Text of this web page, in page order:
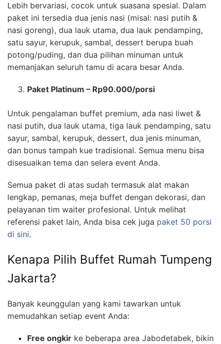
Lebih bervariasi, cocok untuk suasana spesial. Dalam
paket ini tersedia dua jenis nasi (misal: nasi putih &
nasi goreng), dua lauk utama, dua lauk pendamping,
satu sayur, kerupuk, sambal, dessert berupa buah
potong/puding, dan dua pilihan minuman untuk
memanjakan seluruh tamu di acara besar Anda.
Paket Platinum – Rp90.000/porsi
Untuk pengalaman buffet premium, ada nasi liwet &
nasi putih, dua lauk utama, tiga lauk pendamping, satu
sayur, sambal, kerupuk, dessert, dua jenis minuman,
dan bonus tampah kue tradisional. Semua menu bisa
disesuaikan tema dan selera event Anda.
Semua paket di atas sudah termasuk alat makan
lengkap, pemanas, meja buffet dengan dekorasi, dan
pelayanan tim waiter profesional. Untuk melihat
referensi paket lain, Anda bisa cek juga paket 50 porsi
di sini.
Kenapa Pilih Buffet Rumah Tumpeng
Jakarta?
Banyak keunggulan yang kami tawarkan untuk
memudahkan setiap event Anda:
Free ongkir ke beberapa area Jabodetabek, bikin